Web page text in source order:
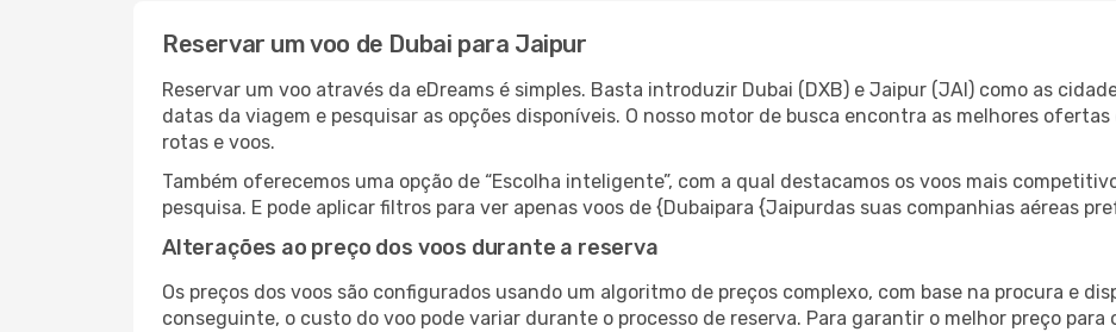
Reservar um voo de Dubai para Jaipur
Reservar um voo através da eDreams é simples. Basta introduzir Dubai (DXB) e Jaipur (JAI) como as
datas da viagem e pesquisar as opções disponíveis. O nosso motor de busca encontra as melhores
rotas e voos.
Também oferecemos uma opção de “Escolha inteligente”, com a qual destacamos os voos mais
pesquisa. E pode aplicar filtros para ver apenas voos de {Dubaipara {Jaipurdas suas companhias aéreas
Alterações ao preço dos voos durante a reserva
Os preços dos voos são configurados usando um algoritmo de preços complexo, com base na procura e
conseguinte, o custo do voo pode variar durante o processo de reserva. Para garantir o melhor preço para